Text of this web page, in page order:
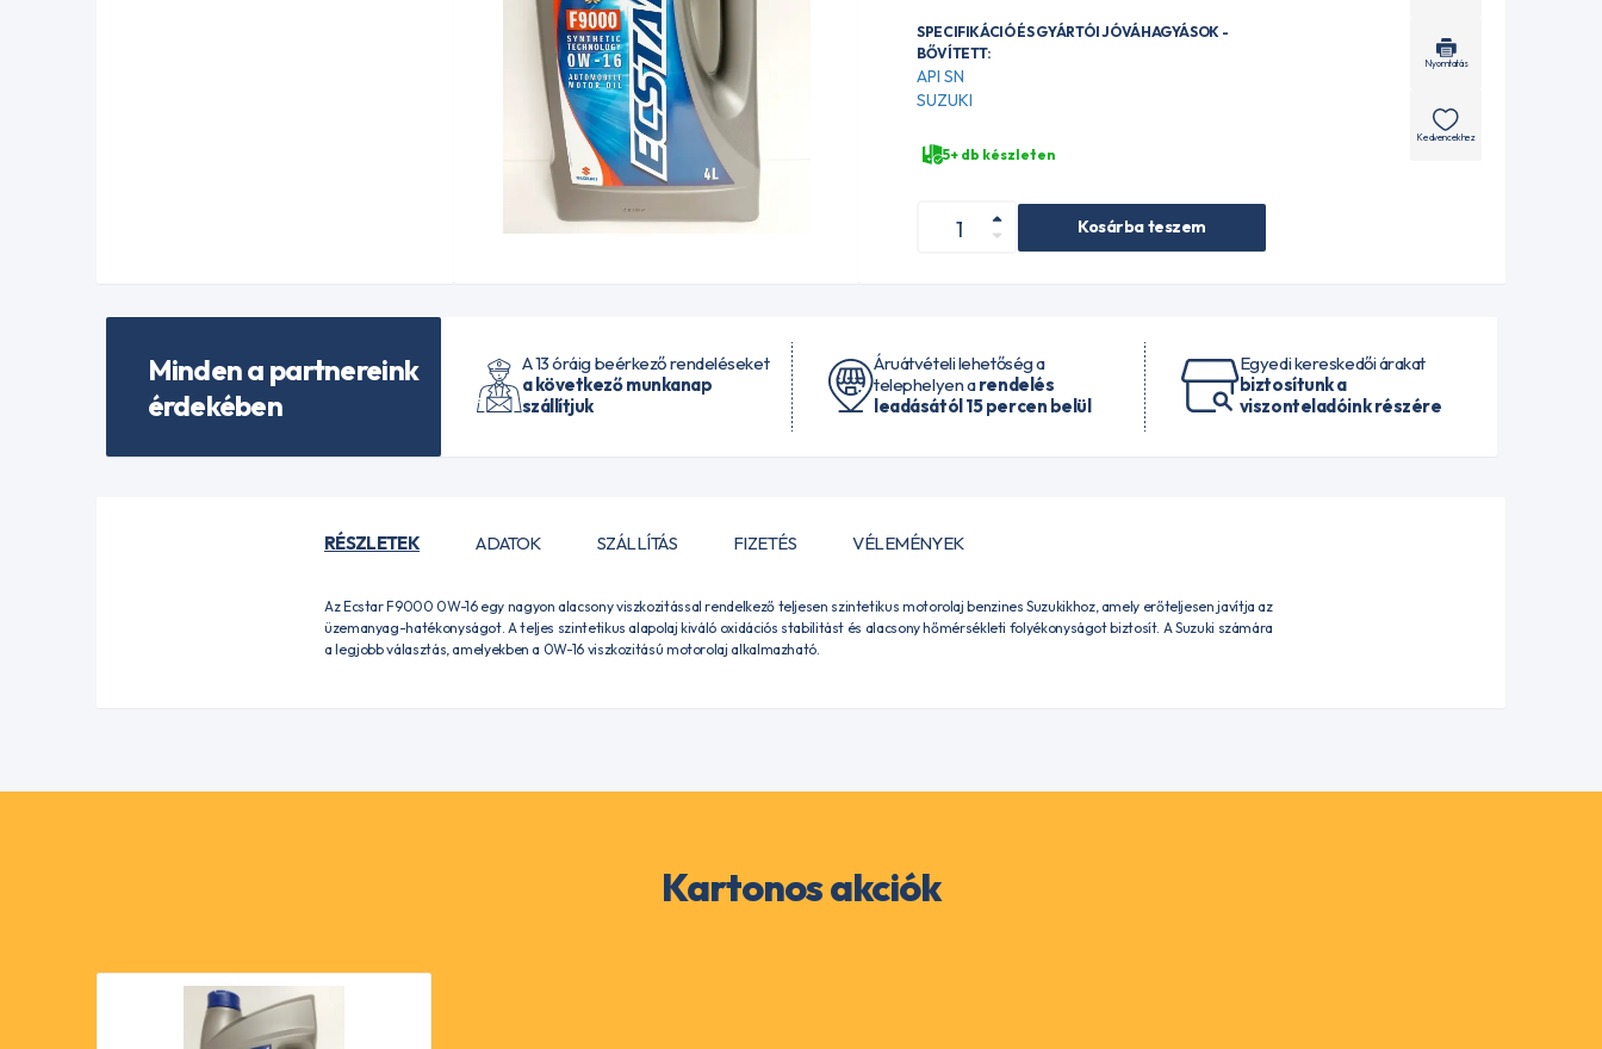
SPECIFIKÁCIÓ ÉS GYÁRTÓI JÓVÁHAGYÁSOK -
BŐVÍTETT:
API SN
SUZUKI
5+ db készleten
Kosárba teszem
Nyomtatás
Kedvencekhez
Minden a partnereink
érdekében
A 13 óráig beérkező rendeléseket
a következő munkanap
szállítjuk
Áruátvételi lehetőség a
telephelyen arendelés
leadásától 15 percen belül
Egyedi kereskedői árakat
biztosítunk a
viszonteladóink részére
RÉSZLETEK ADATOK SZÁLLÍTÁS FIZETÉS VÉLEMÉNYEK
Az Ecstar F9000 0W-16 egy nagyon alacsony viszkozitással rendelkező teljesen szintetikus motorolaj benzines Suzukikhoz, amely erőteljesen javítja az
üzemanyag-hatékonyságot. A teljes szintetikus alapolaj kiváló oxidációs stabilitást és alacsony hőmérsékleti folyékonyságot biztosít. A Suzuki számára
a legjobb választás, amelyekben a 0W-16 viszkozitású motorolaj alkalmazható.
Kartonos akciók